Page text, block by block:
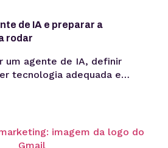
de IA e preparar a
rodar
um agente de IA, definir
tecnologia adequada e
integrações,
um agente de IA vai além de
de linguagem ou escrever